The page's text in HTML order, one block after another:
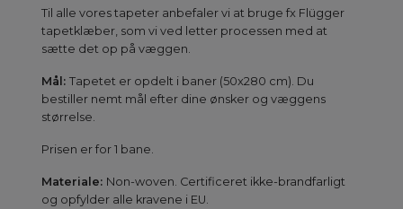
Til alle vores tapeter anbefaler vi at bruge fx Flügger
tapetklæber, som vi ved letter processen med at
sætte det op på væggen.
Mål: Tapetet er opdelt i baner (50x280 cm). Du
bestiller nemt mål efter dine ønsker og væggens
størrelse.
Prisen er for 1 bane.
Materiale: Non-woven. Certificeret ikke-brandfarligt
og opfylder alle kravene i EU.